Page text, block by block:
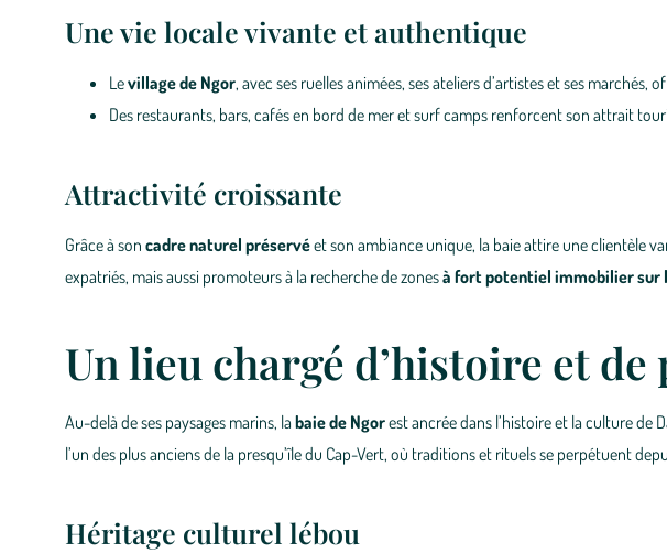
Une vie locale vivante et authentique
Levillage de Ngor, avec ses ruelles animées, ses ateliers d’artistes et ses
Des restaurants, bars, cafés en bord de mer et surf camps renforcent son attrait
Attractivité croissante
Grâce à son cadre naturel préservéet son ambiance unique, la baie attire une clientèle
expatriés, mais aussi promoteurs à la recherche de zonesà fort potentiel immobilier sur
Un lieu chargé d’histoire et
Au-delà de ses paysages marins, la baie de Ngorest ancrée dans l’histoire et la culture de
l’un des plus anciens de la presqu’île du Cap-Vert, où traditions et rituels se perpétuent
Héritage culturel lébou